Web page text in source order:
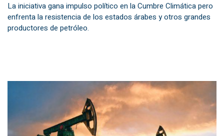
La iniciativa gana impulso político en la Cumbre Climática pero
enfrenta la resistencia de los estados árabes y otros grandes
productores de petróleo.